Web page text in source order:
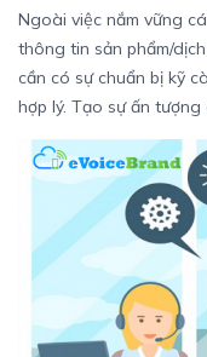
Ngoài việc nắm vững
thông tin sản phẩm/
cần có sự chuẩn bị kỹ
hợp lý. Tạo sự ấn